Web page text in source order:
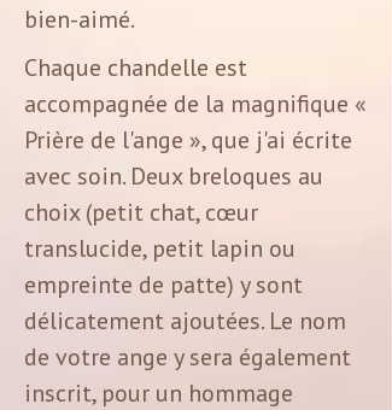
bien-aimé.
Chaque chandelle est
accompagnée de la magnifique «
Prière de l'ange », que j'ai écrite
avec soin. Deux breloques au
choix (petit chat, cœur
translucide, petit lapin ou
empreinte de patte) y sont
délicatement ajoutées. Le nom
de votre ange y sera également
inscrit, pour un hommage